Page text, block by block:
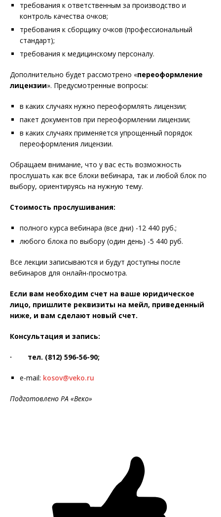
требования к ответственным за производство и
контроль качества очков;
требования к сборщику очков (профессиональный
стандарт);
требования к медицинскому персоналу.
Дополнительно будет рассмотрено «переоформление
лицензии». Предусмотренные вопросы:
в каких случаях нужно переоформлять лицензии;
пакет документов при переоформлении лицензии;
в каких случаях применяется упрощенный порядок
переоформления лицензии.
Обращаем внимание, что у вас есть возможность
прослушать как все блоки вебинара, так и любой блок по
выбору, ориентируясь на нужную тему.
Стоимость прослушивания:
полного курса вебинара (все дни) -12 440 руб.;
любого блока по выбору (один день) -5 440 руб.
Все лекции записываются и будут доступны после
вебинаров для онлайн-просмотра.
Если вам необходим счет на ваше юридическое
лицо, пришлите реквизиты на мейл, приведенный
ниже, и вам сделают новый счет.
Консультация и запись:
· тел. (812) 596-56-90;
e-mail: kosov@veko.ru
Подготовлено РА «Веко»